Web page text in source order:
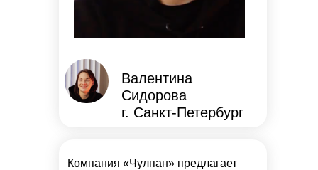
Компания «Чулпан» предлагает
Валентина
Сидорова
г. Санкт-Петербург